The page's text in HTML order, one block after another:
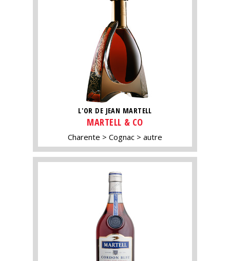
L'OR DE JEAN MARTELL
MARTELL & CO
Charente Cognac autre